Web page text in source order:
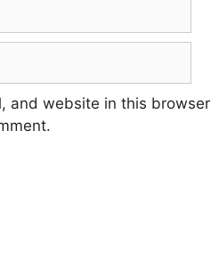
and website in this browser